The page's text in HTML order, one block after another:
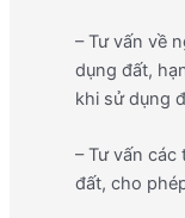
– Tư vấn về
dụng đất,
khi sử dụng
– Tư vấn
đất, cho